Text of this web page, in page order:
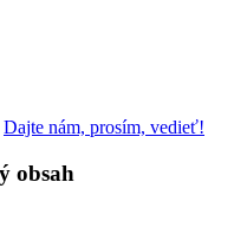
Dajte nám, prosím, vedieť!
obsah